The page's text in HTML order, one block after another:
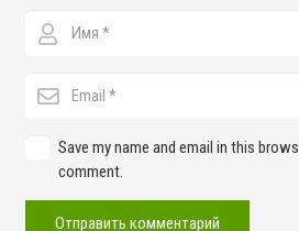
Save my name and email in this
comment.
Отправить комментарий